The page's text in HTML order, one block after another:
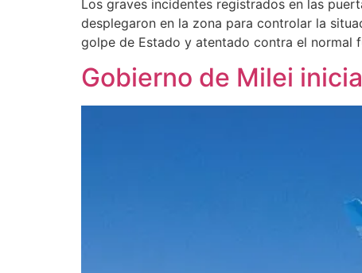
Los graves incidentes registrados en las
desplegaron en la zona para controlar la
golpe de Estado y atentado contra el normal
Gobierno de Milei